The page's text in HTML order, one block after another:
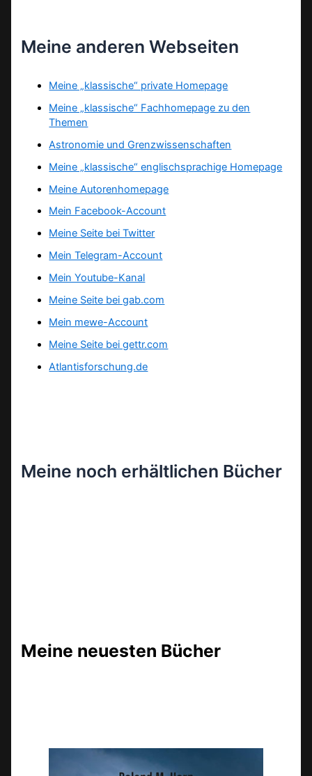
Meine anderen Webseiten
Meine „klassische“ private Homepage
Meine „klassische“ Fachhomepage zu den
Themen
Astronomie und Grenzwissenschaften
Meine „klassische“ englischsprachige Homepage
Meine Autorenhomepage
Mein Facebook-Account
Meine Seite bei Twitter
Mein Telegram-Account
Mein Youtube-Kanal
Meine Seite bei gab.com
Mein mewe-Account
Meine Seite bei gettr.com
Atlantisforschung.de
Meine noch erhältlichen Bücher
Meine neuesten Bücher